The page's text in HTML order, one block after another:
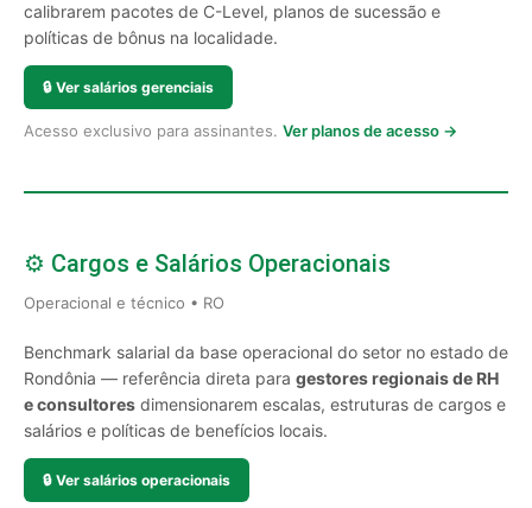
calibrarem pacotes de C-Level, planos de sucessão e
políticas de bônus na localidade.
🔒 Ver salários gerenciais
Acesso exclusivo para assinantes. Ver planos de acesso →
⚙️ Cargos e Salários Operacionais
Operacional e técnico • RO
Benchmark salarial da base operacional do setor no estado de
Rondônia — referência direta para gestores regionais de RH
e consultores dimensionarem escalas, estruturas de cargos e
salários e políticas de benefícios locais.
🔒 Ver salários operacionais